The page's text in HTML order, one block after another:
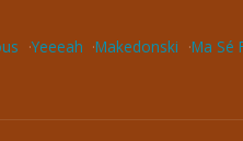
Yeeeah Makedonski Ma Sé